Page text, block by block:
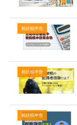
相続税申告
相続税申告
相続税申告